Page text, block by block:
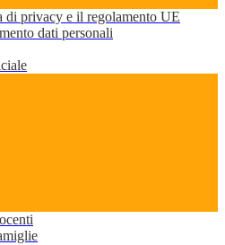
di privacy e il regolamento UE
dati personali